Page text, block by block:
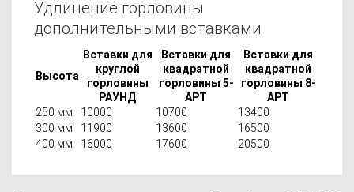
Удлинение горловины
дополнительными вставками
Высота
Вставки для
круглой
горловины
РАУНД
Вставки для
квадратной
горловины 5-
АРТ
Вставки для
квадратной
горловины 8-
АРТ
250 мм
10000 10700
13400
300 мм
11900 13600
16500
400 мм
16000 17600 20500